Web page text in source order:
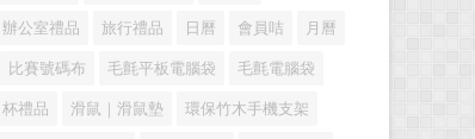
公室禮品 旅行禮品 日曆 會員咭 月曆
比賽號碼布 毛氈平板電腦袋 毛氈電腦袋
禮品 滑鼠｜滑鼠墊 環保竹木手機支架